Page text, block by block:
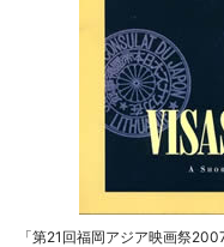
「第21回福岡アジア映画祭